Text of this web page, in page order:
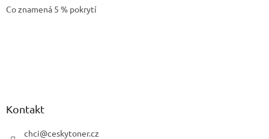
Co znamená 5 % pokrytí
Kontakt
chci@ceskytoner.cz